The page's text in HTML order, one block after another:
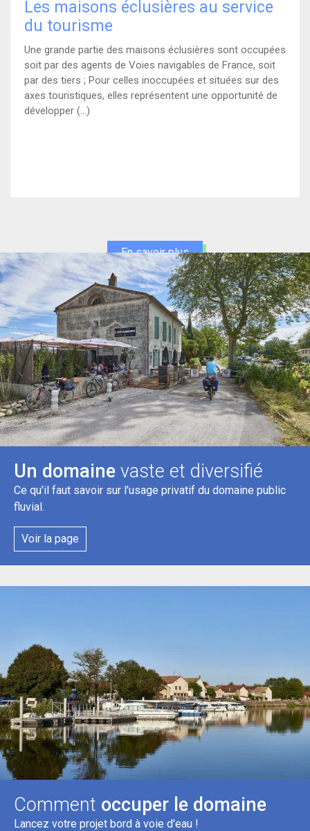
Les maisons éclusières au service
du tourisme
Une grande partie des maisons éclusières sont occupées
soit par des agents de Voies navigables de France, soit
par des tiers ; Pour celles inoccupées et situées sur des
axes touristiques, elles représentent une opportunité de
développer (...)
En savoir plus
Un domaine vaste et diversifié
Ce qu'il faut savoir sur l'usage privatif du domaine public
fluvial.
Voir la page
Comment occuper le domaine
Lancez votre projet bord à voie d'eau !